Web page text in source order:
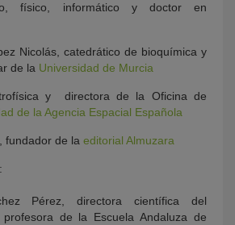
físico, informático y doctor en
Nicolás, catedrático de bioquímica y
de la Universidad de Murcia
y directora de la Oficina de
de la Agencia Espacial Española
fundador de la editorial Almuzara
Pérez, directora científica del
de la Escuela Andaluza de